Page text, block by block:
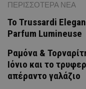
ΠΕΡΙΣΣΟΤΕΡΑ ΝΕΑ
Το Trussardi
Parfum Lumineuse
Ραμόνα &
Ιόνιο και το
απέραντο γαλάζιο